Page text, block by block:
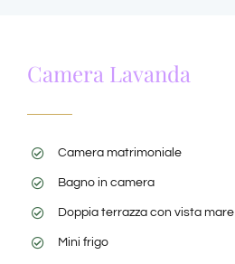
Camera Lavanda
Camera matrimoniale
Bagno in camera
Doppia terrazza con vista mare
Mini frigo